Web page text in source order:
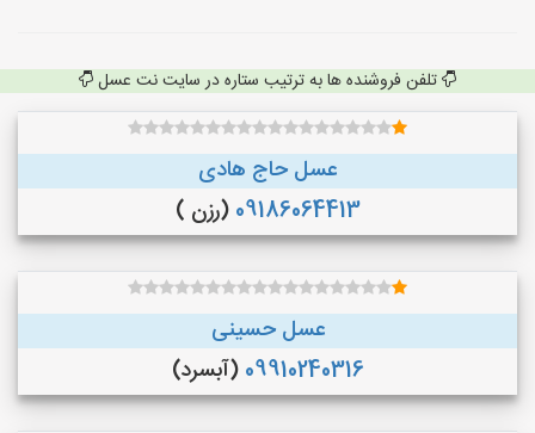
تلفن فروشنده ها به ترتیب ستاره در سایت نت عسل
عسل حاج هادی
09186064413 (رزن )
عسل حسینی
09910240316 (آبسرد)